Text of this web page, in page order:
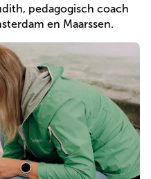
pedagogisch coach